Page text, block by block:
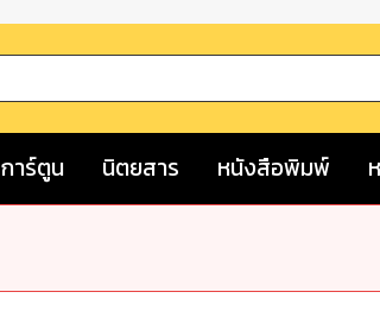
การ์ตูน นิตยสาร หนังสือพิมพ์